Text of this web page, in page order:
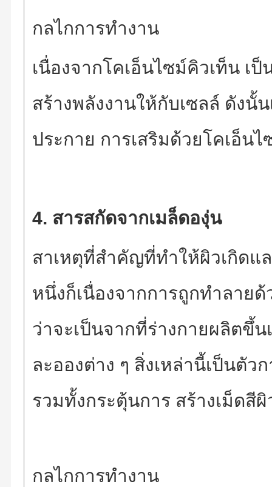
กลไกการทำงาน
เนื่องจากโคเอ็นไซม์คิวเท็น เ
สร้างพลังงานให้กับเซลล์ ดังนั้
ประกาย การเสริมด้วยโคเอ็น
4. สารสกัดจากเมล็ดองุ่น
สาเหตุที่สำคัญที่ทำให้ผิวเกิดแ
หนึ่งก็เนื่องจากการถูกทำลาย
ว่าจะเป็นจากที่ร่างกายผลิตขึ้
ละอองต่าง ๆ สิ่งเหล่านี้เป็นตั
รวมทั้งกระตุ้นการ สร้างเม็ดสี
กลไกการทำงาน